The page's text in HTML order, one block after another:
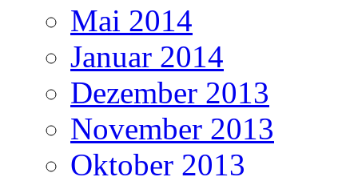
Mai 2014
Januar 2014
Dezember 2013
November 2013
Oktober 2013